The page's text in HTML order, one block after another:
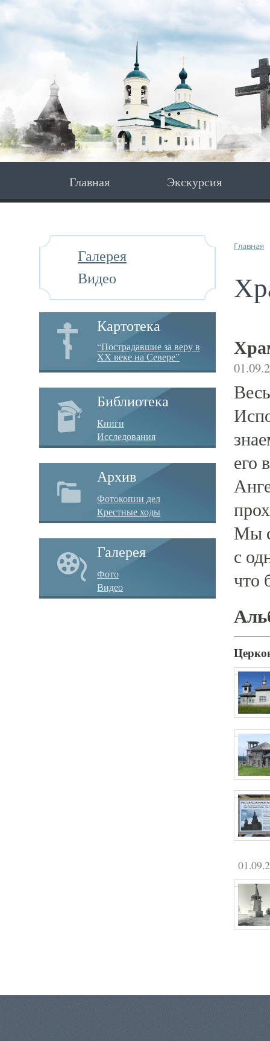
Главная Экскурсия
Галерея
Видео
Картотека
“Пострадавшие за веру в
XX веке на Севере”
Библиотека
Книги
Исследования
Архив
Фотокопии дел
Крестные ходы
Галерея
Фото
Видео
Главная
его
Мы
с
что